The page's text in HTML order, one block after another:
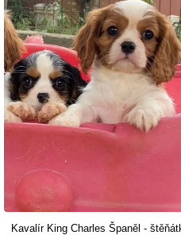
Kavalír King Charles Španěl -